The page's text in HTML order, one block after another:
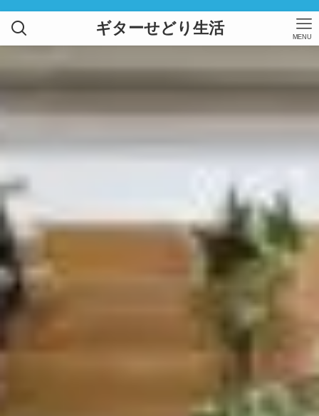
ギターせどり生活 MENU